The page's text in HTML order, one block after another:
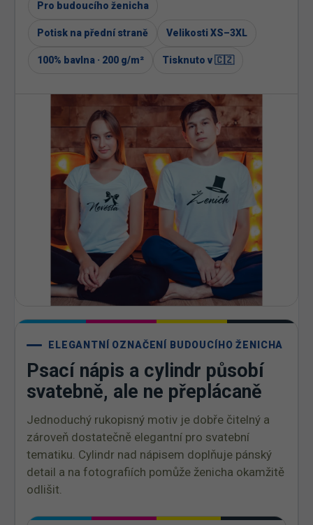
Pro budoucího ženicha
Potisk na přední straně Velikosti XS–3XL
100% bavlna · 200 g/m² Tisknuto v 🇨🇿
ELEGANTNÍ OZNAČENÍ BUDOUCÍHO ŽENICHA
Psací nápis a cylindr působí
svatebně, ale ne přeplácaně
Jednoduchý rukopisný motiv je dobře čitelný a
zároveň dostatečně elegantní pro svatební
tematiku. Cylindr nad nápisem doplňuje pánský
detail a na fotografiích pomůže ženicha okamžitě
odlišit.